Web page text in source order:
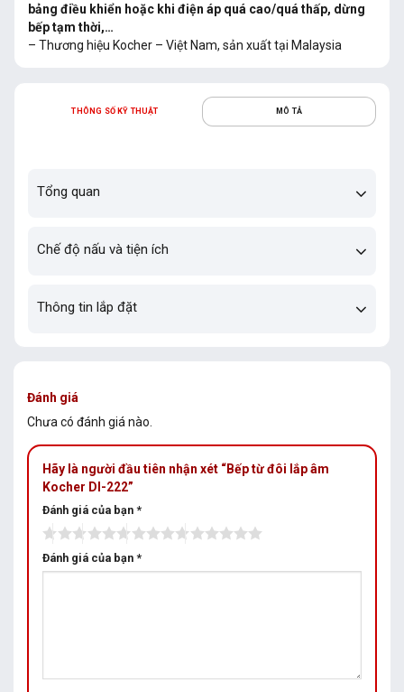
THÔNG SỐ KỸ THUẬT MÔ TẢ
Tổng quan
Chế độ nấu và tiện ích
Thông tin lắp đặt
bảng điều khiển hoặc khi điện áp quá cao/quá thấp, dừng
bếp tạm thời,…
– Thương hiệu Kocher – Việt Nam, sản xuất tại Malaysia
Đánh giá
Chưa có đánh giá nào.
Hãy là người đầu tiên nhận xét “Bếp từ đôi lắp âm
Kocher DI-222”
Đánh giá của bạn *
Đánh giá của bạn *